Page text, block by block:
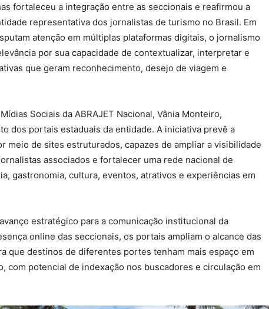
fortaleceu a integração entre as seccionais e reafirmou a
representativa dos jornalistas de turismo no Brasil. Em
atenção em múltiplas plataformas digitais, o jornalismo
por sua capacidade de contextualizar, interpretar e
que geram reconhecimento, desejo de viagem e
Sociais da ABRAJET Nacional, Vânia Monteiro,
dos portais estaduais da entidade. A iniciativa prevê a
meio de sites estruturados, capazes de ampliar a visibilidade
associados e fortalecer uma rede nacional de
gastronomia, cultura, eventos, atrativos e experiências em
estratégico para a comunicação institucional da
online das seccionais, os portais ampliam o alcance das
que destinos de diferentes portes tenham mais espaço em
com potencial de indexação nos buscadores e circulação em